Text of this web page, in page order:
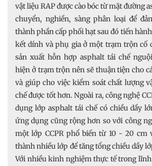
vật liệu RAP được cào bóc từ mặt đường
chuyển, nghiền, sàng phân loại để
thành phần cấp phối hạt sau đó tiến
kết dính và phụ gia ở một trạm trộn cố
sản xuất hỗn hợp asphalt tái chế
hiện ở trạm trộn nên sẽ thuận tiện cho
và giúp cho việc kiểm soát chất lượng
chế được tốt hơn. Ngoài ra, công nghệ
dụng lớp asphalt tái chế có chiều dầy
ứng dụng cũng rộng hơn so với công
một lớp CCPR phổ biến từ 10 - 20 cm
thành nhiều lớp để tăng tổng chiều dầy
Với nhiều kinh nghiệm thực tế trong